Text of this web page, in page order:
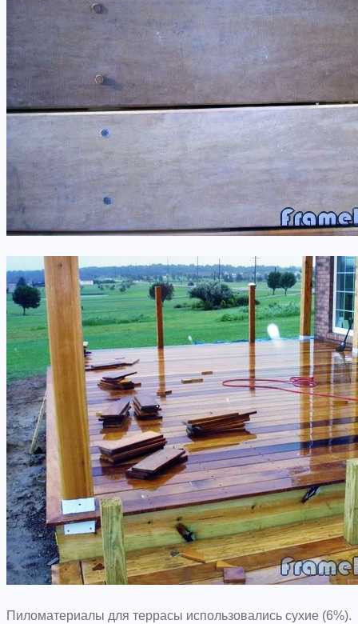
Пиломатериалы для террасы использовались сухие (6%).